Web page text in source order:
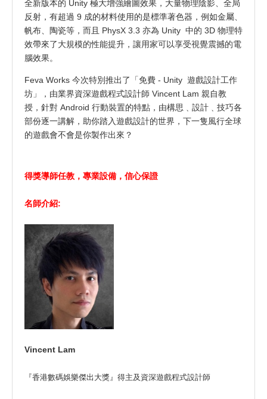
全新版本的 Unity 極大增強繪圖效果，大量物理陰影、全局
反射，有超過 9 成的材料使用的是標準著色器，例如金屬、
帆布、陶瓷等，而且 PhysX 3.3 亦為 Unity 中的 3D 物理特
效帶來了大規模的性能提升，讓用家可以享受視覺震撼的電
腦效果。
Feva Works 今次特別推出了「免費 - Unity 遊戲設計工作
坊」，由業界資深遊戲程式設計師 Vincent Lam 親自教
授，針對 Android 行動裝置的特點，由構思﹑設計﹑技巧各
部份逐一講解，助你踏入遊戲設計的世界，下一隻風行全球
的遊戲會不會是你製作出來？
得獎導師任教，專業設備，信心保證
名師介紹:
Vincent Lam
『香港數碼娛樂傑出大獎』得主及資深遊戲程式設計師